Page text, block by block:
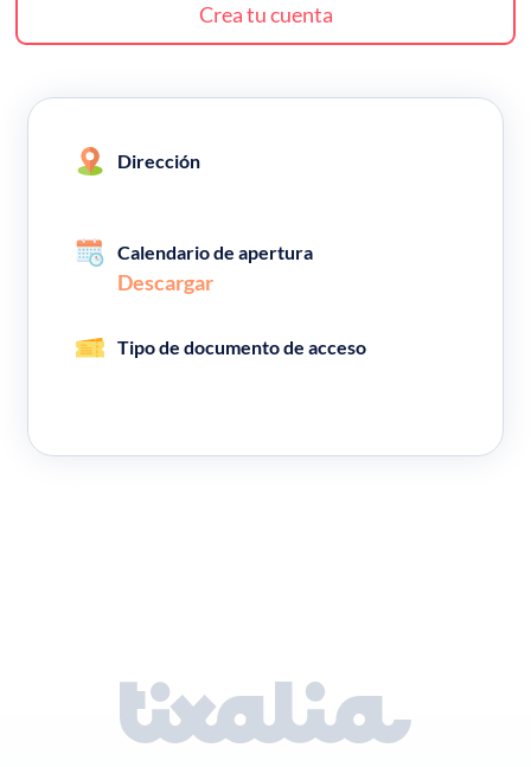
Crea tu cuenta
Dirección
Calendario de apertura
Descargar
Tipo de documento de acceso